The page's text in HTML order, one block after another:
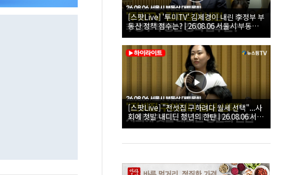
[스팟Live] '투미TV' 김제경이 내린 李정부 부
동산 정책 점수는? | 26.08.06 서울시 부동산
대토론회
[스팟Live] "전셋집 구하려다 월세 선택"...사
회에 첫발 내디딘 청년의 한탄 | 26.08.06 서울
시 부동산 대토론회